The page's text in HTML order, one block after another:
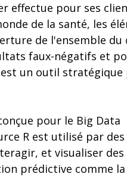
effectue pour ses
de la santé, les
de l'ensemble
faux-négatifs et
un outil stratégique
pour le Big Data
R est utilisé par
et visualiser des
prédictive comme